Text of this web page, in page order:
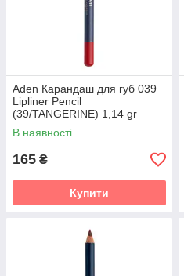
Aden Карандаш для губ 039
Lipliner Pencil
(39/TANGERINE) 1,14 gr
В наявності
165 ₴
Купити